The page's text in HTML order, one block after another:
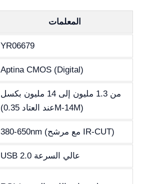
المعلمات
YR06679
Aptina CMOS (Digital)
من 1.3 مليون إلى 14 مليون بكسل
(عند العتاد 0.35M-14M)
380-650nm (مع مرشح IR-CUT)
USB 2.0 عالي السرعة